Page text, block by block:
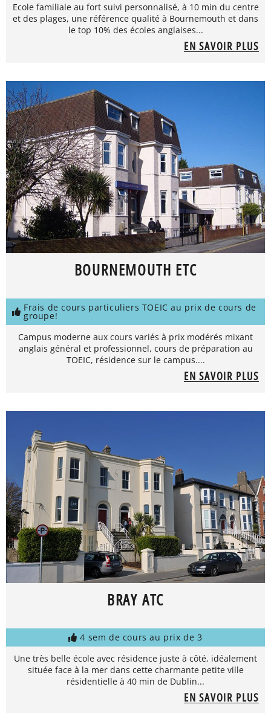
Ecole familiale au fort suivi personnalisé, à 10 min du centre
et des plages, une référence qualité à Bournemouth et dans
le top 10% des écoles anglaises...
EN SAVOIR PLUS
BOURNEMOUTH ETC
Frais de cours particuliers TOEIC au prix de cours de
groupe!
Campus moderne aux cours variés à prix modérés mixant
anglais général et professionnel, cours de préparation au
TOEIC, résidence sur le campus....
EN SAVOIR PLUS
BRAY ATC
4 sem de cours au prix de 3
Une très belle école avec résidence juste à côté, idéalement
située face à la mer dans cette charmante petite ville
résidentielle à 40 min de Dublin...
EN SAVOIR PLUS